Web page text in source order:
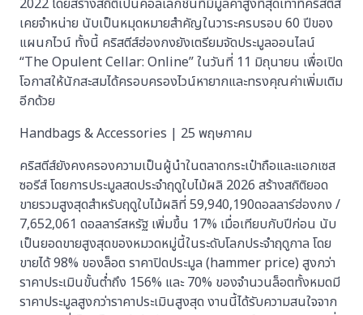
2022 โดยสร้างสถิติเป็นคอลเลกชันที่มีมูลค่าสูงที่สุดเท่าที่คริสตีส์
เคยจำหน่าย นับเป็นหมุดหมายสำคัญในวาระครบรอบ 60 ปีของ
แผนกไวน์ ทั้งนี้ คริสตีส์ฮ่องกงยังเตรียมจัดประมูลออนไลน์
“The Opulent Cellar: Online” ในวันที่ 11 มิถุนายน เพื่อเปิด
โอกาสให้นักสะสมได้ครอบครองไวน์หายากและทรงคุณค่าเพิ่มเติม
อีกด้วย
Handbags & Accessories | 25 พฤษภาคม
คริสตีส์ยังคงครองความเป็นผู้นำในตลาดกระเป๋าถือและแอกเซส
ซอรีส์ โดยการประมูลสดประจำฤดูใบไม้ผลิ 2026 สร้างสถิติยอด
ขายรวมสูงสุดสำหรับฤดูใบไม้ผลิที่ 59,940,190ดอลลาร์ฮ่องกง /
7,652,061 ดอลลาร์สหรัฐ เพิ่มขึ้น 17% เมื่อเทียบกับปีก่อน นับ
เป็นยอดขายสูงสุดของหมวดหมู่นี้ในระดับโลกประจำฤดูกาล โดย
ขายได้ 98% ของล็อต ราคาปิดประมูล (hammer price) สูงกว่า
ราคาประเมินขั้นต่ำถึง 156% และ 70% ของจำนวนล็อตทั้งหมดมี
ราคาประมูลสูงกว่าราคาประเมินสูงสุด งานนี้ได้รับความสนใจจาก